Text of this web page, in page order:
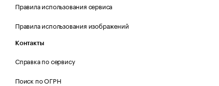
Правила использования сервиса
Правила использования изображений
Контакты
Справка по сервису
Поиск по ОГРН